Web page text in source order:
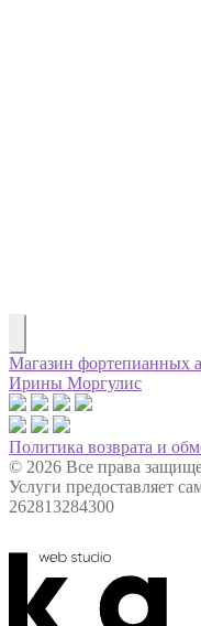
Магазин фортепианных
Ирины Моргулис
Политика возврата и
© 2026 Все права
Услуги предоставляет
262813284300